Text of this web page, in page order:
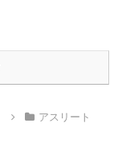
アスリート